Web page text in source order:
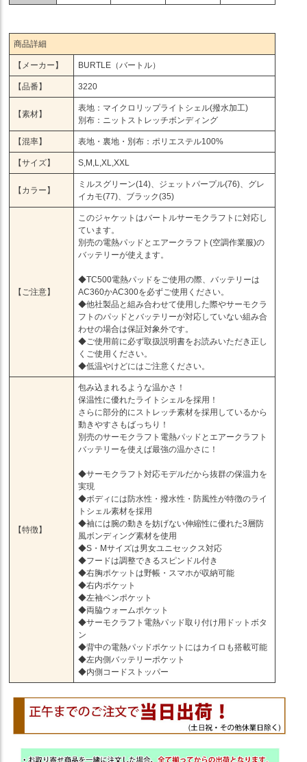
商品詳細
【メーカー】 BURTLE（バートル）
【品番】 3220
【素材】
表地：マイクロリップライトシェル(撥水加工)
別布：ニットストレッチボンディング
【混率】 表地・裏地・別布：ポリエステル100%
【サイズ】 S,M,L,XL,XXL
【カラー】
ミルスグリーン(14)、ジェットパープル(76)、グレ
イカモ(77)、ブラック(35)
【ご注意】
このジャケットはバートルサーモクラフトに対応し
ています。
別売の電熱パッドとエアークラフト(空調作業服)の
バッテリーが使えます。
◆TC500電熱パッドをご使用の際、バッテリーは
AC360かAC300を必ずご使用ください。
◆他社製品と組み合わせて使用した際やサーモクラ
フトのパッドとバッテリーが対応していない組み合
わせの場合は保証対象外です。
◆ご使用前に必ず取扱説明書をお読みいただき正し
くご使用ください。
◆低温やけどにはご注意ください。
【特徴】
包み込まれるような温かさ！
保温性に優れたライトシェルを採用！
さらに部分的にストレッチ素材を採用しているから
動きやすさもばっちり！
別売のサーモクラフト電熱パッドとエアークラフト
バッテリーを使えば最強の温かさに！
◆サーモクラフト対応モデルだから抜群の保温力を
実現
◆ボディには防水性・撥水性・防風性が特徴のライ
トシェル素材を採用
◆袖には腕の動きを妨げない伸縮性に優れた3層防
風ボンディング素材を使用
◆S・Mサイズは男女ユニセックス対応
◆フードは調整できるスピンドル付き
◆右胸ポケットは野帳・スマホが収納可能
◆右内ポケット
◆左袖ペンポケット
◆両脇ウォームポケット
◆サーモクラフト電熱パッド取り付け用ドットボタ
ン
◆背中の電熱パッドポケットにはカイロも搭載可能
◆左内側バッテリーポケット
◆内側コードストッパー